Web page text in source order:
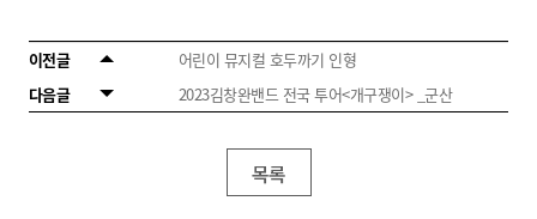
이전글
어린이 뮤지컬 호두까기 인형
다음글
2023김창완밴드 전국 투어<개구쟁이> _군산
목록